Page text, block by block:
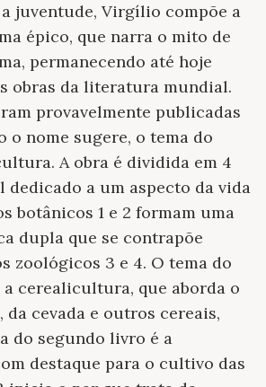
juventude, Virgílio compõe a
épico, que narra o mito de
permanecendo até hoje
obras da literatura mundial.
provavelmente publicadas
o nome sugere, o tema do
A obra é dividida em 4
dedicado a um aspecto da vida
botânicos 1 e 2 formam uma
dupla que se contrapõe
zoológicos 3 e 4. O tema do
cerealicultura, que aborda o
cevada e outros cereais,
do segundo livro é a
destaque para o cultivo das